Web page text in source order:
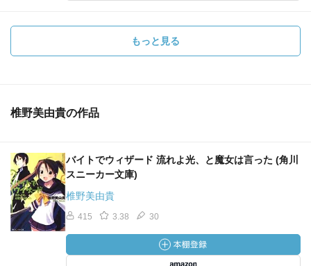
もっと見る
椎野美由貴の作品
バイトでウィザード 流れよ光、と魔女は言った (角川
スニーカー文庫)
椎野美由貴
415 3.38 30